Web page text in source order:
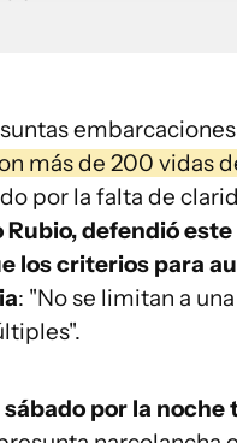
más de 200 vidas
por la falta de
Rubio, defendió
los criterios para
: "No se limitan a
por la noche